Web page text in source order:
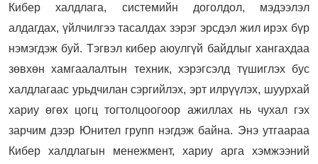
Кибер халдлага, системийн доголдол, мэдээлэл
алдагдах, үйлчилгээ тасалдах зэрэг эрсдэл жил ирэх бүр
нэмэгдэж буй. Тэгвэл кибер аюулгүй байдлыг хангахдаа
зөвхөн хамгаалалтын техник, хэрэгсэлд түшиглэх бус
халдлагаас урьдчилан сэргийлэх, эрт илрүүлэх, шуурхай
хариу өгөх цогц тогтолцоогоор ажиллах нь чухал гэх
зарчим дээр Юнител групп нэгдэж байна. Энэ утгаараа
Кибер халдлагын менежмент, хариу арга хэмжээний